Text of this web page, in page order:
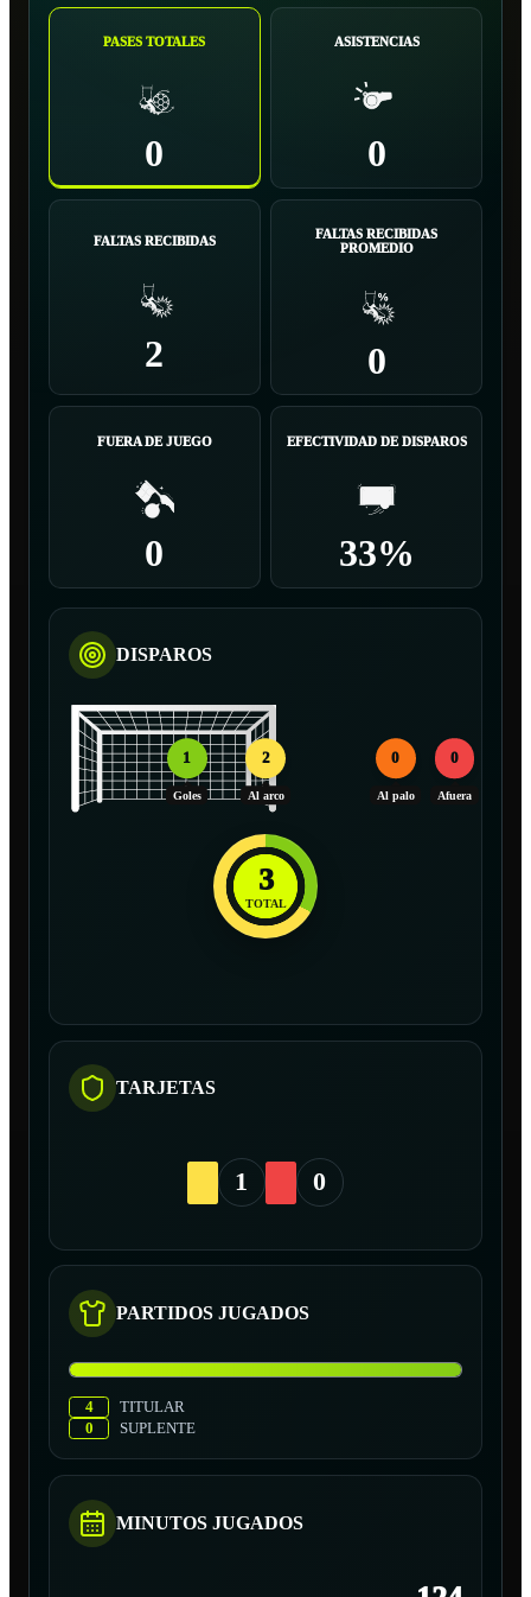
PASES TOTALES
0
ASISTENCIAS
0
FALTAS RECIBIDAS
2
FALTAS RECIBIDAS
PROMEDIO
0
FUERA DE JUEGO
0
EFECTIVIDAD DE DISPAROS
33%
DISPAROS
1
Goles
2
Al arco
0
Al palo
0
Afuera
3
TOTAL
TARJETAS
1 0
PARTIDOS JUGADOS
4
TITULAR
0
SUPLENTE
MINUTOS JUGADOS